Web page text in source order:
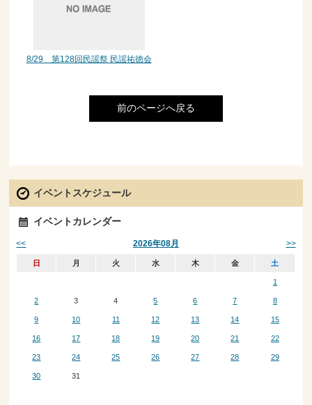
8/29 第128回民謡祭 民謡祐徳会
前のページへ戻る
イベントスケジュール
イベントカレンダー
2026年08月
<< >>
日 月 火 水 木 金 土
1
2 3 4 5 6 7 8
9 10 11 12 13 14 15
16 17 18 19 20 21 22
23 24 25 26 27 28 29
30 31